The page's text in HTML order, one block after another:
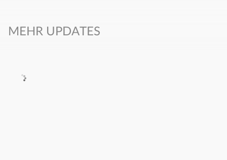
MEHR UPDATES